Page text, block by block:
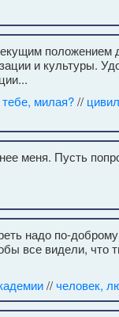
положением
и культуры.
милая?//
меня. Пусть
надо по-
все видели,
//человек,